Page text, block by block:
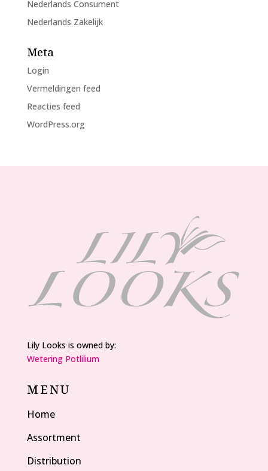
Nederlands Consument
Nederlands Zakelijk
Meta
Login
Vermeldingen feed
Reacties feed
WordPress.org
Lily Looks is owned by:
Wetering Potlilium
MENU
Home
Assortment
Distribution